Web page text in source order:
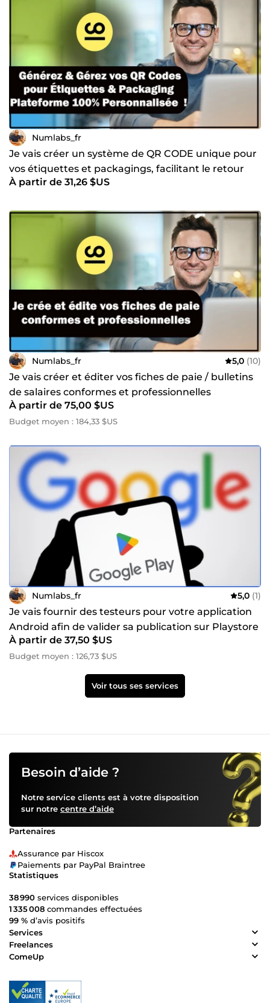
Numlabs_fr
Je vais créer un système de QR CODE unique pour
vos étiquettes et packagings, facilitant le retour
client
À partir de 31,26 $US
Numlabs_fr 5,0 (10)
Je vais créer et éditer vos fiches de paie / bulletins
de salaires conformes et professionnelles
À partir de 75,00 $US
Budget moyen : 184,33 $US
Numlabs_fr 5,0 (1)
Je vais fournir des testeurs pour votre application
Android afin de valider sa publication sur Playstore
À partir de 37,50 $US
Budget moyen : 126,73 $US
Voir tous ses services
Besoin d’aide ?
Notre service clients est à votre disposition
sur notre centre d’aide
Partenaires
Assurance par Hiscox
Paiements par PayPal Braintree
Statistiques
38 990 services disponibles
1 335 008 commandes effectuées
99 % d’avis positifs
Services
Freelances
ComeUp